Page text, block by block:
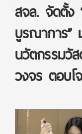
สจล. จัดตั้ง
บูรณาการ”
นวัตกรรมวั
วงจร ตอบโ